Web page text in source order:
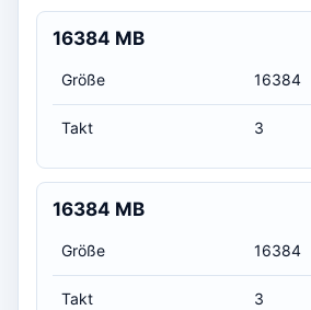
16384 MB
Größe 16384
Takt 3
16384 MB
Größe 16384
Takt 3